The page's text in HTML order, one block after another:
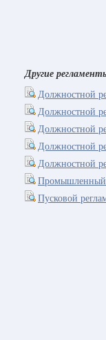
Другие
Должностной
Должностной
Должностной
Должностной
Должностной
Промышленный
Пусковой